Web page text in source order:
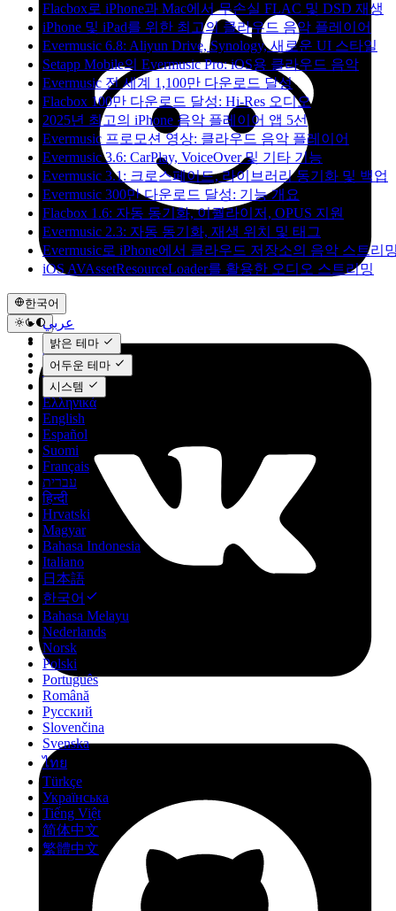
Flacbox로 iPhone과 Mac에서 무손실 FLAC 및 DSD 재생
iPhone 및 iPad를 위한 최고의 클라우드 음악 플레이어
Evermusic 6.8: Aliyun Drive, Synology, 새로운 UI 스타일
Setapp Mobile의 Evermusic Pro: iOS용 클라우드 음악
Evermusic 전 세계 1,100만 다운로드 달성
Flacbox 100만 다운로드 달성: Hi-Res 오디오
2025년 최고의 iPhone 음악 플레이어 앱 5선
Evermusic 프로모션 영상: 클라우드 음악 플레이어
Evermusic 3.6: CarPlay, VoiceOver 및 기타 기능
Evermusic 3.1: 크로스페이드, 라이브러리 동기화 및 백업
Evermusic 300만 다운로드 달성: 기능 개요
Flacbox 1.6: 자동 동기화, 이퀄라이저, OPUS 지원
Evermusic 2.3: 자동 동기화, 재생 위치 및 태그
Evermusic로 iPhone에서 클라우드 저장소의 음악 스트리
iOS AVAssetResourceLoader를 활용한 오디오 스트리밍
한국어
عربي
Català
Čeština
Dansk
Deutsch
Ελληνικά
English
Español
Suomi
Français
עברית
हिन्दी
Hrvatski
Magyar
Bahasa Indonesia
Italiano
日本語
한국어
Bahasa Melayu
Nederlands
Norsk
Polski
Português
Română
Русский
Slovenčina
Svenska
ไทย
Türkçe
Українська
Tiếng Việt
简体中文
繁體中文
밝은 테마
어두운 테마
시스템